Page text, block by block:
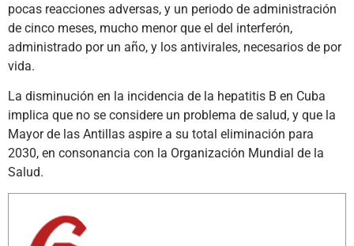
pocas reacciones adversas, y un periodo de administración
de cinco meses, mucho menor que el del interferón,
administrado por un año, y los antivirales, necesarios de por
vida.
La disminución en la incidencia de la hepatitis B en Cuba
implica que no se considere un problema de salud, y que la
Mayor de las Antillas aspire a su total eliminación para
2030, en consonancia con la Organización Mundial de la
Salud.